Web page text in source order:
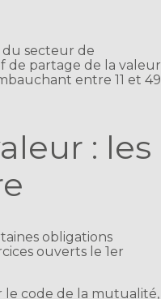
du secteur de
de partage de la valeur
entre 11 et 49
: les
obligations
ouverts le 1er
le code de la mutualité,